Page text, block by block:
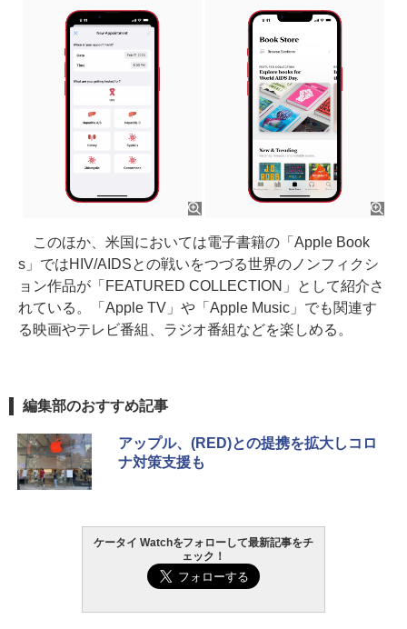
このほか、米国においては電子書籍の「Apple Book
s」ではHIV/AIDSとの戦いをつづる世界のノンフィクシ
ョン作品が「FEATURED COLLECTION」として紹介さ
れている。「Apple TV」や「Apple Music」でも関連す
る映画やテレビ番組、ラジオ番組などを楽しめる。
編集部のおすすめ記事
アップル、(RED)との提携を拡大しコロ
ナ対策支援も
ケータイ Watchをフォローして最新記事をチ
ェック！